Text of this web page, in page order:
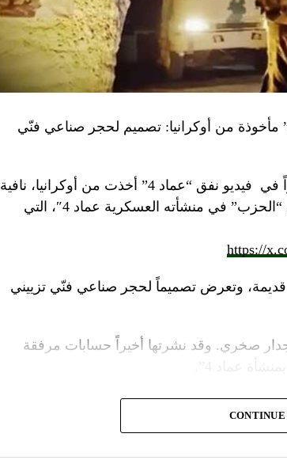
تكشف حقيقة صور في فيديو نفق “عماد 4” مأخوذة من أوكرانيا: تصميم لحجر صناعي فنّي
في فيديو
نفق “عماد 4” أخذت من أوكرانيا، نافية
المزاعم المتداولة حول صورة “ملتقطة داخل أنفاق “الحزب” في منشأته العسكرية عماد 4″، التي
https://
وتعرض تصميماً لحجر صناعي فنّي تزييني
صخري. وقد نشرتها أخيراً حسابات مرفقة